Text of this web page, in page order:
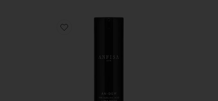
Favorite AN-DEW 10% AZELAIC ACID + PHA SERUM